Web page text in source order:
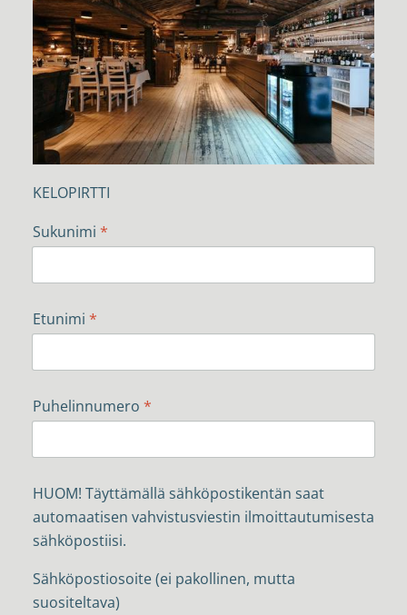
KELOPIRTTI
Sukunimi *
Etunimi *
Puhelinnumero *
HUOM! Täyttämällä sähköpostikentän saat
automaatisen vahvistusviestin ilmoittautumisesta
sähköpostiisi.
Sähköpostiosoite (ei pakollinen, mutta
suositeltava)